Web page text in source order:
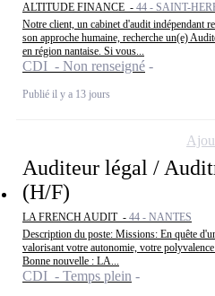
ALTITUDE FINANCE - 44 - SAINT-
Notre client, un cabinet d'audit indépendant
son approche humaine, recherche un(e)
en région nantaise. Si vous...
CDI - Non renseigné
Publié il y a 13 jours
Auditeur légal /
(H/F)
LA FRENCH AUDIT - 44 - NANTES
Description du poste: Missions: En quête
valorisant votre autonomie, votre
Bonne nouvelle : LA...
CDI - Temps plein